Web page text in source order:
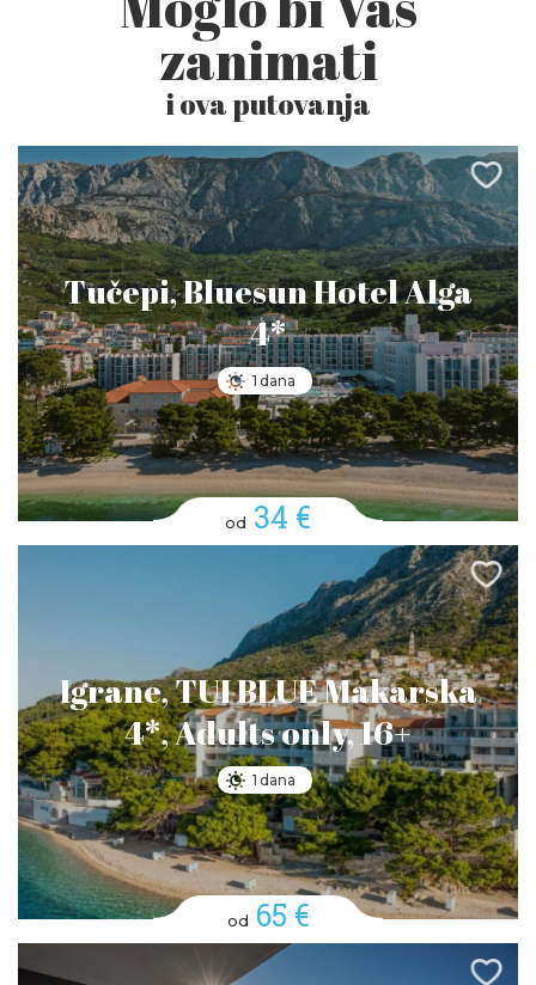
zanimati
i ova putovanja
Tučepi, Bluesun Hotel Alga
4*
1 dana
od 34 €
Igrane, TUI BLUE Makarska
4*, Adults only, 16+
1 dana
od 65 €